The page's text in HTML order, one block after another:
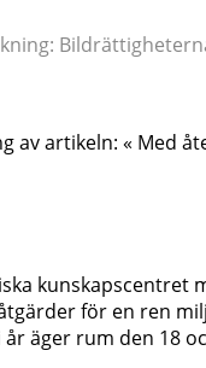
av artikeln: « Med
för en ren
år äger rum den 18